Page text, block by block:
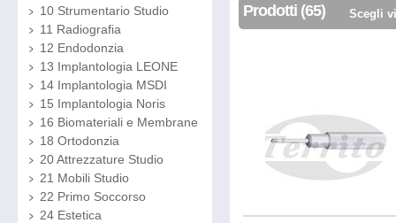
10 Strumentario Studio
11 Radiografia
12 Endodonzia
13 Implantologia LEONE
14 Implantologia MSDI
15 Implantologia Noris
16 Biomateriali e Membrane
18 Ortodonzia
20 Attrezzature Studio
21 Mobili Studio
22 Primo Soccorso
24 Estetica
Prodotti (65) Scegli